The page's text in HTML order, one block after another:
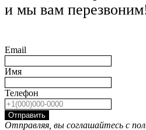
и мы вам
Email
Имя
Телефон
Отправить
Отправляя, вы соглашайтесь с